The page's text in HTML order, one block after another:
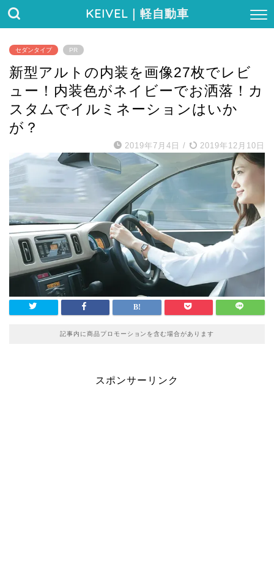
KEIVEL｜軽自動車
セダンタイプ PR
新型アルトの内装を画像27枚でレビ
ュー！内装色がネイビーでお洒落！カ
スタムでイルミネーションはいか
が？
2019年7月4日 / 2019年12月10日
記事内に商品プロモーションを含む場合があります
スポンサーリンク